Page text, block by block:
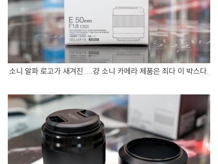
소니 알파 로고가 새겨진 ....걍 소니 카메라 제품은 죄다 이 박스다.